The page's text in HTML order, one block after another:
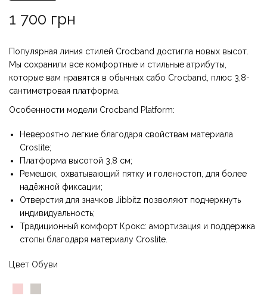
1 700 грн
Популярная линия стилей Crocband достигла новых высот.
Мы сохранили все комфортные и стильные атрибуты,
которые вам нравятся в обычных сабо Crocband, плюс 3,8-
сантиметровая платформа.
Особенности модели Crocband Platform:
Невероятно легкие благодаря свойствам материала
Croslite;
Платформа высотой 3,8 см;
Ремешок, охватывающий пятку и голеностоп, для более
надёжной фиксации;
Отверстия для значков Jibbitz позволяют подчеркнуть
индивидуальность;
Традиционный комфорт Крокс: амортизация и поддержка
стопы благодаря материалу Croslite.
Цвет Обуви